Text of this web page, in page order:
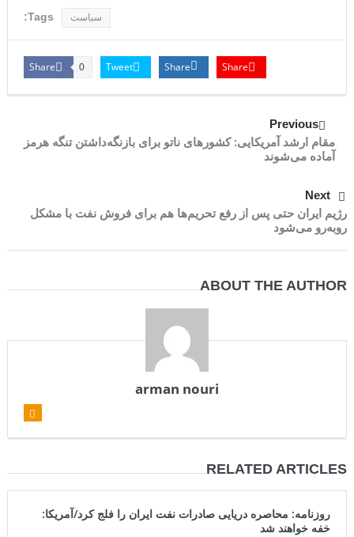
Tags: سیاست
Share 0 Tweet Share Share
Previous
مقام ارشد آمریکایی: کشورهای ناتو برای بازنگه‌داشتن تنگه هرمز
آماده می‌شوند
Next
رژیم ایران حتی پس از رفع تحریم‌ها هم برای فروش نفت با مشکل
روبه‌رو می‌شود
ABOUT THE AUTHOR
arman nouri
RELATED ARTICLES
روزنامه: محاصره دریایی صادرات نفت ایران را فلج کرد/آمریکا:
خفه خواهند شد